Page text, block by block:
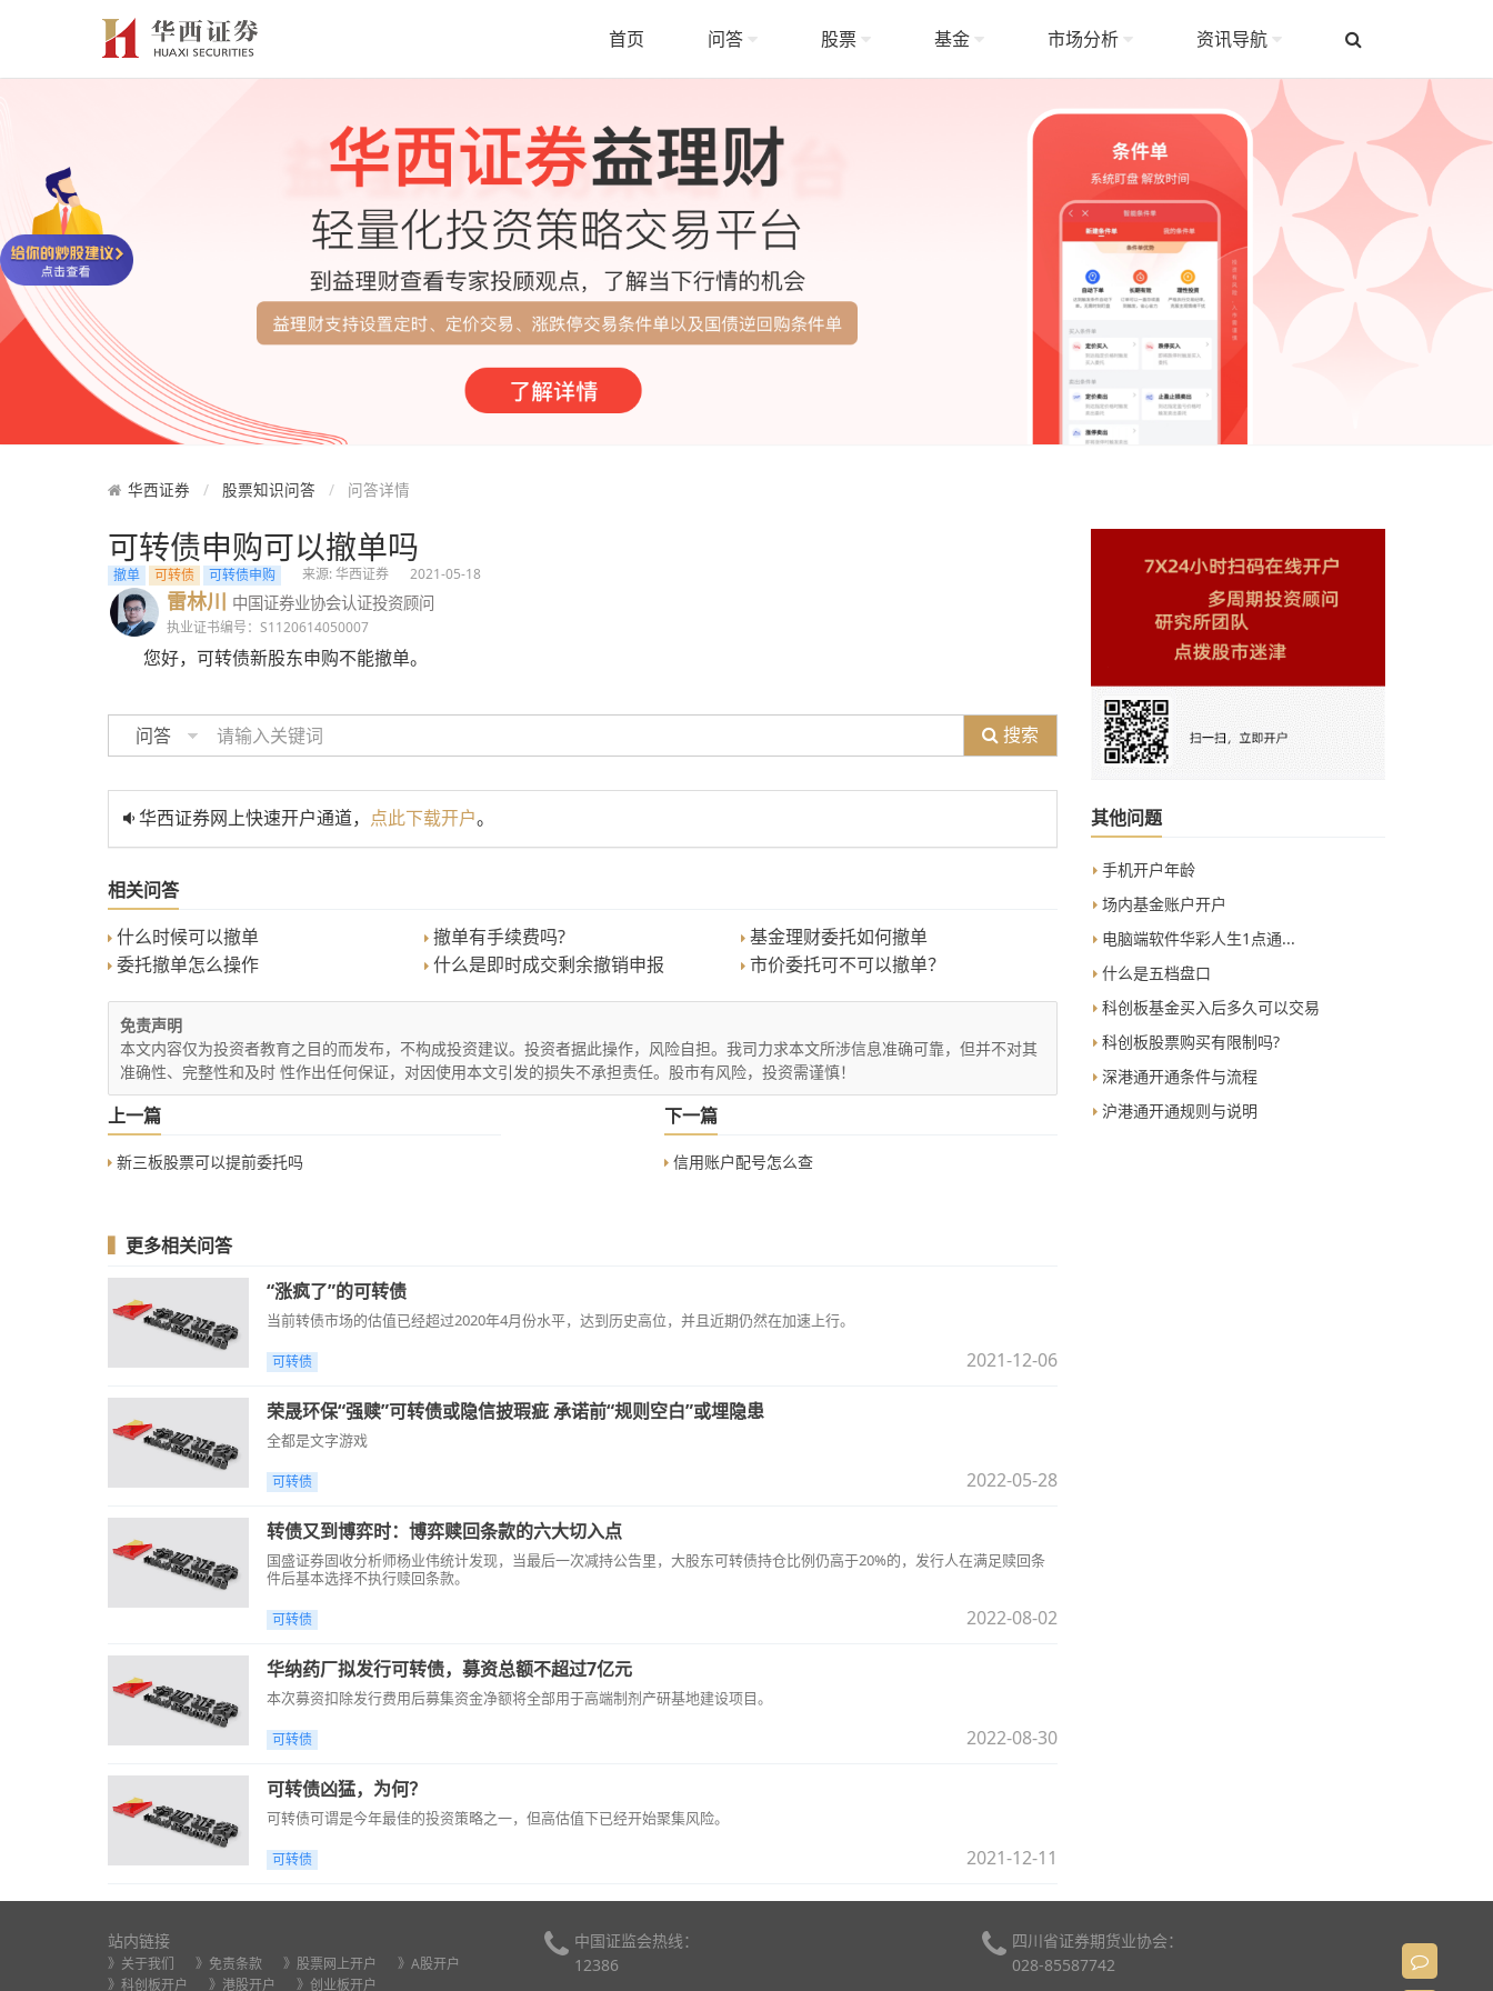
首页 问答 股票 基金 市场分析 资讯导航
华西证券 股票知识问答 问答详情
可转债申购可以撤单吗
撤单 可转债 可转债申购 来源: 华西证券 2021-05-18
雷林川 中国证券业协会认证投资顾问
执业证书编号：S1120614050007
您好，可转债新股东申购不能撤单。
问答 搜索
华西证券网上快速开户通道， 点此下载开户。
相关问答
什么时候可以撤单
撤单有手续费吗?
基金理财委托如何撤单
委托撤单怎么操作
什么是即时成交剩余撤销申报 市价委托可不可以撤单？
免责声明
本文内容仅为投资者教育之目的而发布，不构成投资建议。投资者据此操作，风险自担。我司力求本文所涉信息准确可靠，但并不对其
准确性、完整性和及时 性作出任何保证，对因使用本文引发的损失不承担责任。股市有风险，投资需谨慎！
上一篇
新三板股票可以提前委托吗
下一篇
信用账户配号怎么查
更多相关问答
“涨疯了”的可转债
当前转债市场的估值已经超过2020年4月份水平，达到历史高位，并且近期仍然在加速上行。
可转债 2021-12-06
荣晟环保“强赎”可转债或隐信披瑕疵 承诺前“规则空白”或埋隐患
全都是文字游戏
可转债 2022-05-28
转债又到博弈时：博弈赎回条款的六大切入点
国盛证券固收分析师杨业伟统计发现，当最后一次减持公告里，大股东可转债持仓比例仍高于20%的，发行人在满足赎回条
件后基本选择不执行赎回条款。
可转债 2022-08-02
华纳药厂拟发行可转债，募资总额不超过7亿元
本次募资扣除发行费用后募集资金净额将全部用于高端制剂产研基地建设项目。
可转债 2022-08-30
可转债凶猛，为何？
可转债可谓是今年最佳的投资策略之一，但高估值下已经开始聚集风险。
可转债 2021-12-11
其他问题
手机开户年龄
场内基金账户开户
电脑端软件华彩人生1点通...
什么是五档盘口
科创板基金买入后多久可以交易
科创板股票购买有限制吗?
深港通开通条件与流程
沪港通开通规则与说明
站内链接
》关于我们 》免责条款 》股票网上开户
》A股开户
》科创板开户
》港股开户 》创业板开户
中国证监会热线：
12386
四川省证券期货业协会：
028-85587742